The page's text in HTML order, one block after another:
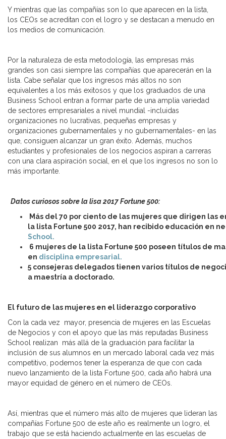
Y mientras que las compañías son lo que aparecen en la lista,
los CEOs se acreditan con el logro y se destacan a menudo en
los medios de comunicación.
Por la naturaleza de esta metodología, las empresas más
grandes son casi siempre las compañías que aparecerán en la
lista. Cabe señalar que los ingresos más altos no son
equivalentes a los más exitosos y que los graduados de una
Business School entran a formar parte de una amplia variedad
de sectores empresariales a nivel mundial -incluidas
organizaciones no lucrativas, pequeñas empresas y
organizaciones gubernamentales y no gubernamentales- en las
que, consiguen alcanzar un gran éxito. Además, muchos
estudiantes y profesionales de los negocios aspiran a carreras
con una clara aspiración social, en el que los ingresos no son lo
más importante.
Datos curiosos sobre la lisa 2017 Fortune 500:
Más del 70 por ciento de las mujeres que dirigen las
la lista Fortune 500 2017, han recibido educación en
School.
6 mujeres de la lista Fortune 500 poseen títulos de
en disciplina empresarial.
5 consejeras delegados tienen varios títulos de
a maestría a doctorado.
El futuro de las mujeres en el liderazgo corporativo
Con la cada vez mayor, presencia de mujeres en las Escuelas
de Negocios y con el apoyo que las más reputadas Business
School realizan más allá de la graduación para facilitar la
inclusión de sus alumnos en un mercado laboral cada vez más
competitivo, podemos tener la esperanza de que con cada
nuevo lanzamiento de la lista Fortune 500, cada año habrá una
mayor equidad de género en el número de CEOs.
Así, mientras que el número más alto de mujeres que lideran las
compañías Fortune 500 de este año es realmente un logro, el
trabajo que se está haciendo actualmente en las escuelas de